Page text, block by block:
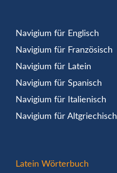
Navigium für Englisch
Navigium für Französisch
Navigium für Latein
Navigium für Spanisch
Navigium für Italienisch
Navigium für Altgriechisch
Latein Wörterbuch